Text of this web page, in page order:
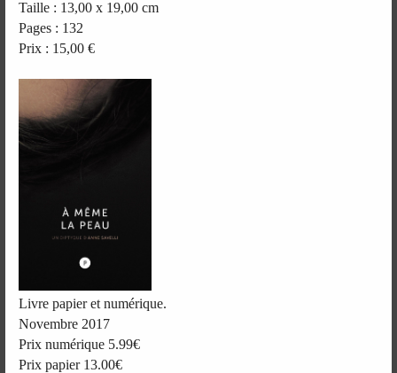
Taille : 13,00 x 19,00 cm
Pages : 132
Prix : 15,00 €
Livre papier et numérique.
Novembre 2017
Prix numérique 5.99€
Prix papier 13.00€